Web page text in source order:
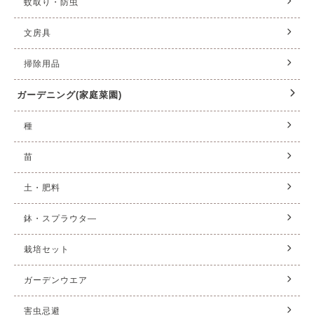
蚊取り・防虫
文房具
掃除用品
ガーデニング(家庭菜園)
種
苗
土・肥料
鉢・スプラウタ—
栽培セット
ガーデンウエア
害虫忌避